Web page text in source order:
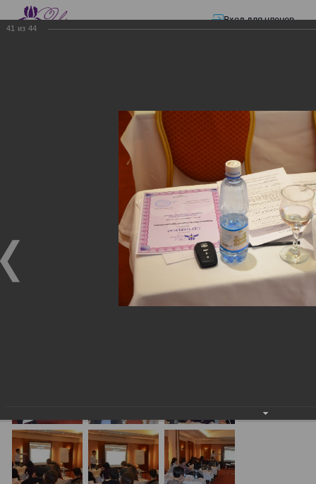
Вход для членов
Презентации —Семинар по разъяснению норм
Закона «О ТРАНСФЕРТНОМ ЦЕНООБРАЗОВАНИИ»
Семинар по разъяснению
норм Закона «О
ТРАНСФЕРТНОМ
ЦЕНООБРАЗОВАНИИ»
Семинар по разъяснению норм Закона «О
ТРАНСФЕРТНОМ ЦЕНООБРАЗОВАНИИ»
41 из 44